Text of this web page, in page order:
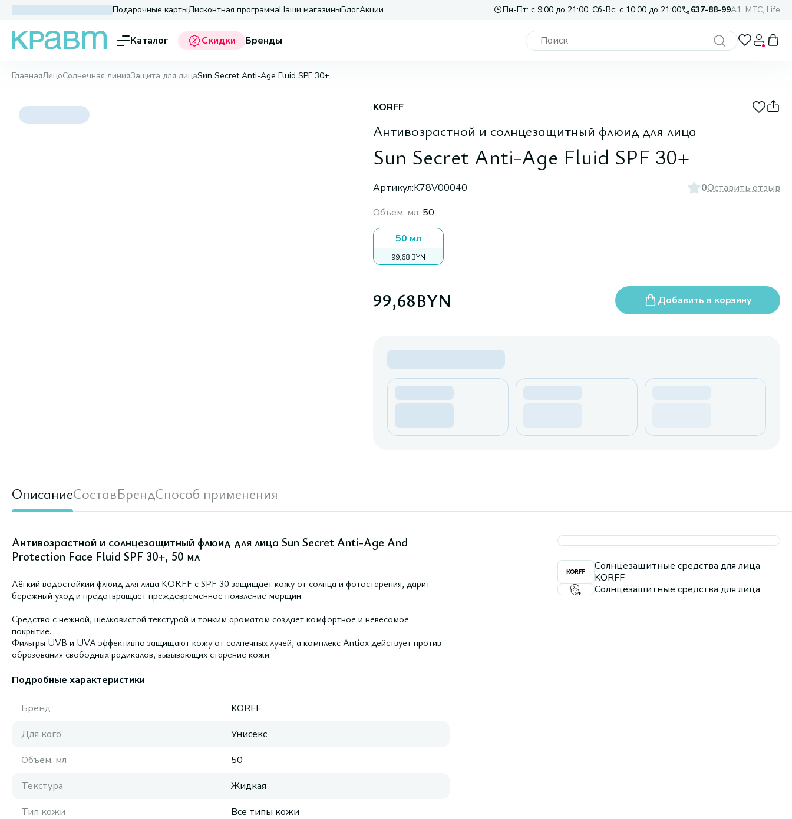
Подарочные картыДисконтная программаНаши магазиныБлогАкции Пн-Пт: с 9:00 до 21:00. Сб-Вс: с 10:00 до 21:00 637-88-99A1, МТС, Life
Каталог Скидки Бренды
ГлавнаяЛицоСолнечная линияЗащита для лицаSun Secret Anti-Age Fluid SPF 30+
KORFF
Антивозрастной и солнцезащитный флюид для лица
Sun Secret Anti-Age Fluid SPF 30+
Артикул:K78V00040 0Оставить отзыв
Объем, мл: 50
50 мл
99,68 BYN
99,68BYN Добавить в корзину
ОписаниеСоставБрендСпособ применения
Антивозрастной и солнцезащитный флюид для лица Sun Secret Anti-Age And
Protection Face Fluid SPF 30+, 50 мл
Лёгкий водостойкий флюид для лица KORFF с SPF 30 защищает кожу от солнца и фотостарения, дарит
бережный уход и предотвращает преждевременное появление морщин.
Средство с нежной, шелковистой текстурой и тонким ароматом создает комфортное и невесомое
покрытие.
Фильтры UVB и UVA эффективно защищают кожу от солнечных лучей, а комплекс Antiox действует против
образования свободных радикалов, вызывающих старение кожи.
Подробные характеристики
Бренд
KORFF
Для кого
Унисекс
Объем, мл
50
Текстура
Жидкая
Тип кожи
Все типы кожи
Солнцезащитные средства для лица
KORFF
Солнцезащитные средства для лица